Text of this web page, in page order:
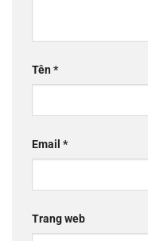
Tên*
Email *
Trang web